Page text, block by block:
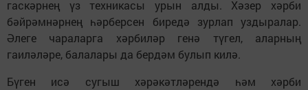
гаскәрнең үз техникасы урын алды. Хәзер хәрби
бәйрәмнәрнең һәрберсен биредә зурлап уздыралар.
Әлеге чараларга хәрбиләр генә түгел, аларның
гаиләләре, балалары да бердәм булып килә.
Бүген исә сугыш хәрәкәтләрендә һәм хәрби